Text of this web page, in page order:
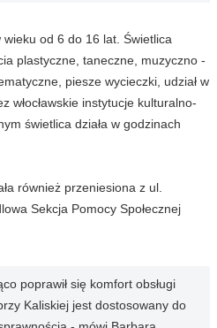
od 6 do 16 lat. Świetlica
plastyczne, taneczne, muzyczno -
piesze wycieczki, udział w
włocławskie instytucje kulturalno-
świetlica działa w godzinach
również przeniesiona z ul.
Sekcja Pomocy Społecznej
poprawił się komfort obsługi
Kaliskiej jest dostosowany do